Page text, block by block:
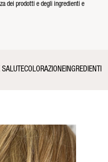
dei prodotti e degli ingredienti e
SALUTECOLORAZIONEINGREDIENTI